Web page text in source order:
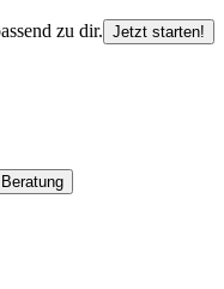
zu dir. Jetzt starten!